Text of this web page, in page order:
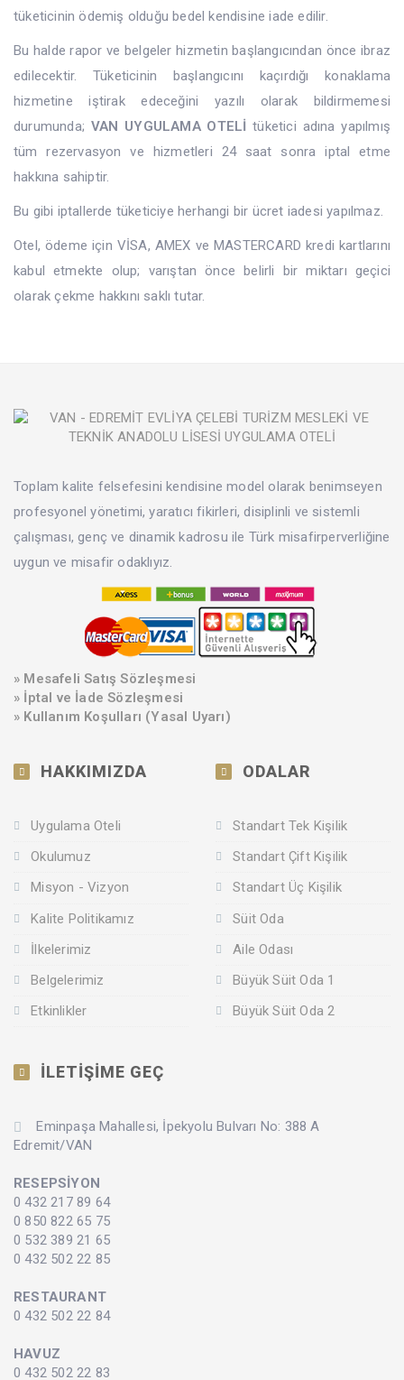
tüketicinin ödemiş olduğu bedel kendisine iade edilir.
Bu halde rapor ve belgeler hizmetin başlangıcından önce ibraz
edilecektir. Tüketicinin başlangıcını kaçırdığı konaklama
hizmetine iştirak edeceğini yazılı olarak bildirmemesi
durumunda; VAN UYGULAMA OTELİ tüketici adına yapılmış
tüm rezervasyon ve hizmetleri 24 saat sonra iptal etme
hakkına sahiptir.
Bu gibi iptallerde tüketiciye herhangi bir ücret iadesi yapılmaz.
Otel, ödeme için VİSA, AMEX ve MASTERCARD kredi kartlarını
kabul etmekte olup; varıştan önce belirli bir miktarı geçici
olarak çekme hakkını saklı tutar.
Toplam kalite felsefesini kendisine model olarak benimseyen
profesyonel yönetimi, yaratıcı fikirleri, disiplinli ve sistemli
çalışması, genç ve dinamik kadrosu ile Türk misafirperverliğine
uygun ve misafir odaklıyız.
» Mesafeli Satış Sözleşmesi
» İptal ve İade Sözleşmesi
» Kullanım Koşulları (Yasal Uyarı)
HAKKIMIZDA
Uygulama Oteli
Okulumuz
Misyon - Vizyon
Kalite Politikamız
İlkelerimiz
Belgelerimiz
Etkinlikler
ODALAR
Standart Tek Kişilik
Standart Çift Kişilik
Standart Üç Kişilik
Süit Oda
Aile Odası
Büyük Süit Oda 1
Büyük Süit Oda 2
İLETİŞİME GEÇ
Eminpaşa Mahallesi, İpekyolu Bulvarı No: 388 A
Edremit/VAN
RESEPSİYON
0 432 217 89 64
0 850 822 65 75
0 532 389 21 65
0 432 502 22 85
RESTAURANT
0 432 502 22 84
HAVUZ
0 432 502 22 83